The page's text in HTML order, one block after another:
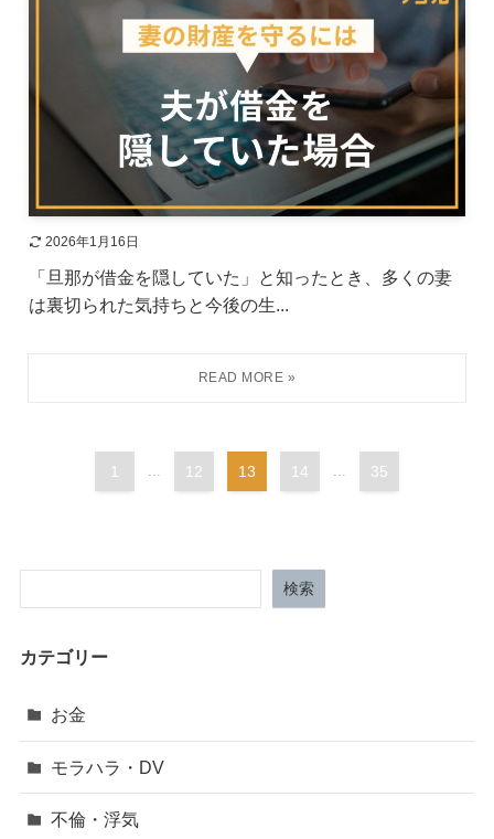
2026年1月16日
「旦那が借金を隠していた」と知ったとき、多くの妻
は裏切られた気持ちと今後の生...
1 ... 12 13 14 ... 35
検索
カテゴリー
お金
モラハラ・DV
不倫・浮気